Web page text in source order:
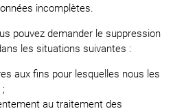
incomplètes.
pouvez demander le suppression
les situations suivantes :
aux fins pour lesquelles nous les
au traitement des